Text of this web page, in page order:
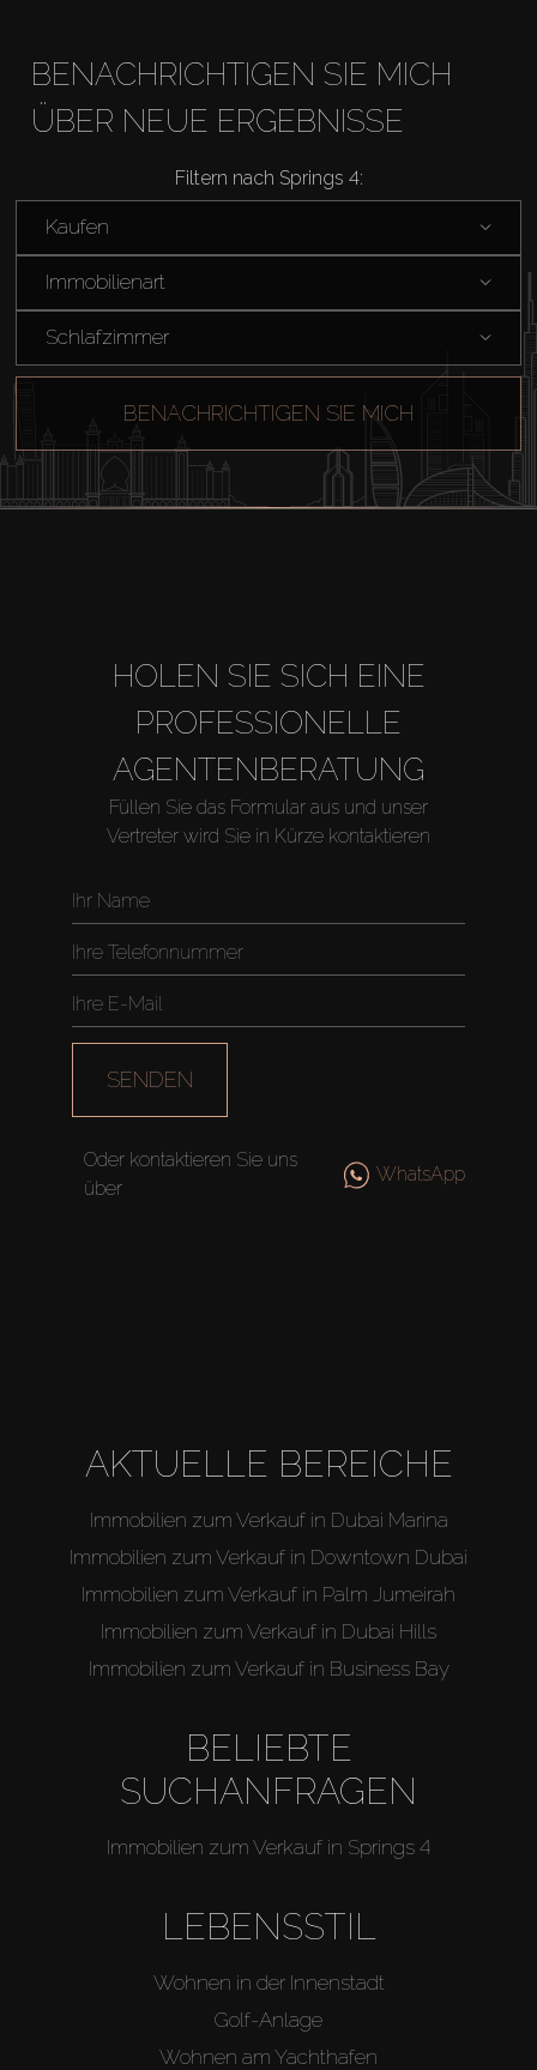
Miete
Verkaufen
Off-Plan
About Us
BENACHRICHTIGEN SIE MICH
ÜBER NEUE ERGEBNISSE
Filtern nach Springs 4:
Kaufen
Immobilienart
Schlafzimmer
BENACHRICHTIGEN SIE MICH
HOLEN SIE SICH EINE
PROFESSIONELLE
AGENTENBERATUNG
Füllen Sie das Formular aus und unser
Vertreter wird Sie in Kürze kontaktieren
SENDEN
Oder kontaktieren Sie uns
über
WhatsApp
AKTUELLE BEREICHE
Immobilien zum Verkauf in Dubai Marina
Immobilien zum Verkauf in Downtown Dubai
Immobilien zum Verkauf in Palm Jumeirah
Immobilien zum Verkauf in Dubai Hills
Immobilien zum Verkauf in Business Bay
BELIEBTE
SUCHANFRAGEN
Immobilien zum Verkauf in Springs 4
LEBENSSTIL
Wohnen in der Innenstadt
Golf-Anlage
Wohnen am Yachthafen